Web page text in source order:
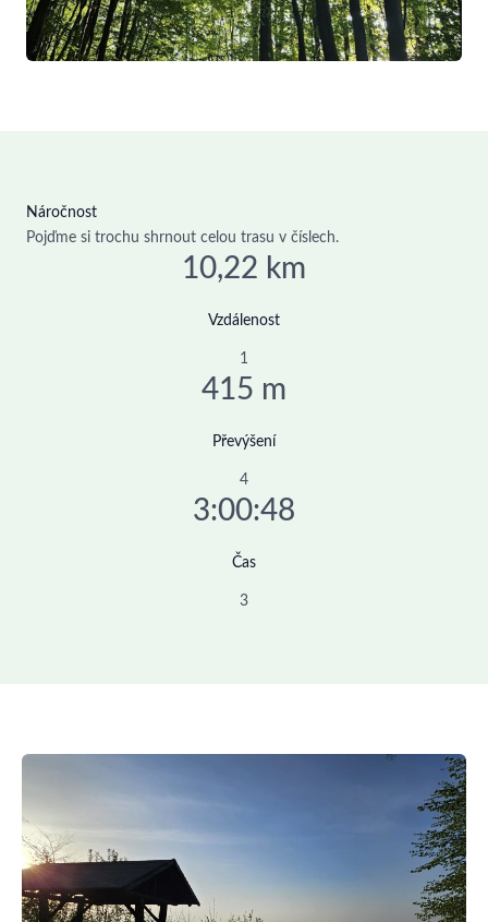
Náročnost
Pojďme si trochu shrnout celou trasu v číslech.
10,22 km
Vzdálenost
1
415 m
Převýšení
4
3:00:48
Čas
3